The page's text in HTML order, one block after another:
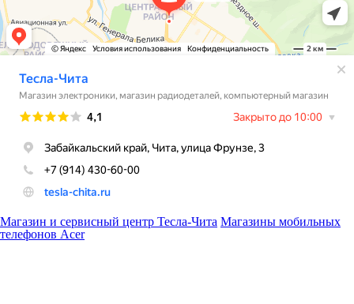
Магазин и сервисный центр Тесла-Чита Магазины мобильных
телефонов Acer